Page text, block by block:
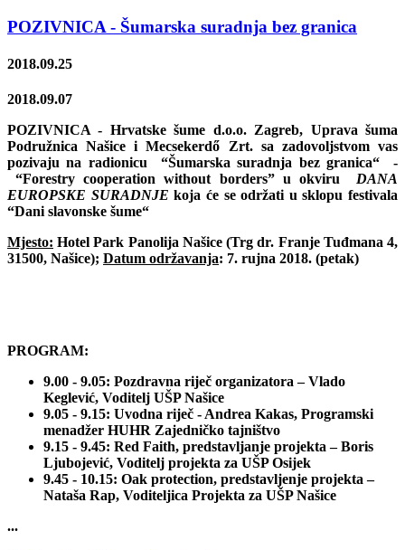
POZIVNICA - Šumarska suradnja bez granica
2018.09.25
2018.09.07
POZIVNICA - Hrvatske šume d.o.o. Zagreb, Uprava šuma
Podružnica Našice i Mecsekerdő Zrt. sa zadovoljstvom vas
pozivaju na radionicu “Šumarska suradnja bez granica“ -
“Forestry cooperation without borders” u okviru DANA
EUROPSKE SURADNJE koja će se održati u sklopu festivala
“Dani slavonske šume“
Mjesto: Hotel Park Panolija Našice (Trg dr. Franje Tuđmana 4,
31500, Našice); Datum održavanja: 7. rujna 2018. (petak)
PROGRAM:
9.00 - 9.05: Pozdravna riječ organizatora – Vlado
Keglević, Voditelj UŠP Našice
9.05 - 9.15: Uvodna riječ - Andrea Kakas, Programski
menadžer HUHR Zajedničko tajništvo
9.15 - 9.45: Red Faith, predstavljanje projekta – Boris
Ljubojević, Voditelj projekta za UŠP Osijek
9.45 - 10.15: Oak protection, predstavljenje projekta –
Nataša Rap, Voditeljica Projekta za UŠP Našice
...